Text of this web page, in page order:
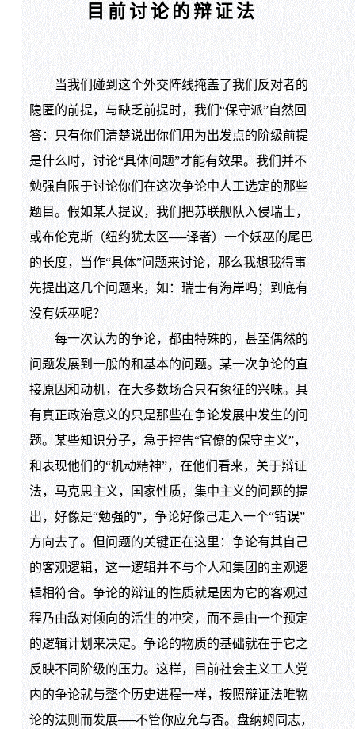
目前讨论的辩证法
当我们碰到这个外交阵线掩盖了我们反对者的
隐匿的前提，与缺乏前提时，我们“保守派”自然回
答：只有你们清楚说出你们用为出发点的阶级前提
是什么时，讨论“具体问题”才能有效果。我们并不
勉强自限于讨论你们在这次争论中人工选定的那些
题目。假如某人提议，我们把苏联舰队入侵瑞士，
或布伦克斯（纽约犹太区──译者）一个妖巫的尾巴
的长度，当作“具体”问题来讨论，那么我想我得事
先提出这几个问题来，如：瑞士有海岸吗；到底有
没有妖巫呢？
每一次认为的争论，都由特殊的，甚至偶然的
问题发展到一般的和基本的问题。某一次争论的直
接原因和动机，在大多数场合只有象征的兴味。具
有真正政治意义的只是那些在争论发展中发生的问
题。某些知识分子，急于控告“官僚的保守主义”，
和表现他们的“机动精神”，在他们看来，关于辩证
法，马克思主义，国家性质，集中主义的问题的提
出，好像是“勉强的”，争论好像己走入一个“错误”
方向去了。但问题的关键正在这里：争论有其自己
的客观逻辑，这一逻辑并不与个人和集团的主观逻
辑相符合。争论的辩证的性质就是因为它的客观过
程乃由敌对倾向的活生的冲突，而不是由一个预定
的逻辑计划来决定。争论的物质的基础就在于它之
反映不同阶级的压力。这样，目前社会主义工人党
内的争论就与整个历史进程一样，按照辩证法唯物
论的法则而发展──不管你应允与否。盘纳姆同志，